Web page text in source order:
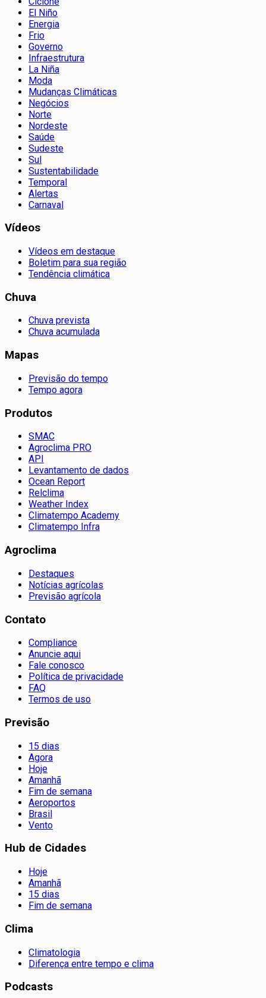
El Niño
Energia
Frio
Governo
Infraestrutura
La Niña
Moda
Mudanças Climáticas
Negócios
Norte
Nordeste
Saúde
Sudeste
Sul
Sustentabilidade
Temporal
Alertas
Carnaval
Vídeos
Vídeos em destaque
Boletim para sua região
Tendência climática
Chuva
Chuva prevista
Chuva acumulada
Mapas
Previsão do tempo
Tempo agora
Produtos
SMAC
Agroclima PRO
API
Levantamento de dados
Ocean Report
Relclima
Weather Index
Climatempo Academy
Climatempo Infra
Agroclima
Destaques
Notícias agrícolas
Previsão agrícola
Contato
Compliance
Anuncie aqui
Fale conosco
Política de privacidade
FAQ
Termos de uso
Previsão
15 dias
Agora
Hoje
Amanhã
Fim de semana
Aeroportos
Brasil
Vento
Hub de Cidades
Hoje
Amanhã
15 dias
Fim de semana
Clima
Climatologia
Diferença entre tempo e clima
Podcasts